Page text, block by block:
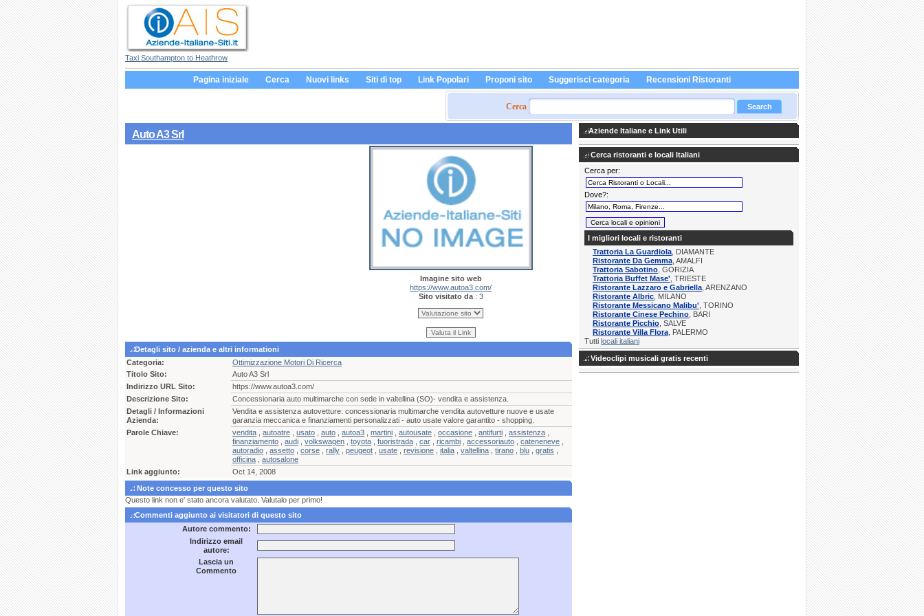
Taxi Southampton to Heathrow
Pagina iniziale Cerca Nuovi links Siti di top Link Popolari Proponi sito Suggerisci categoria Recensioni Ristoranti
Cerca
Auto A3 Srl
Imagine sito web
https://www.autoa3.com/
Sito visitato da : 3
Detagli sito / azienda e altri informationi
Categoria:
Ottimizzazione Motori Di Ricerca
Titolo Sito:
Auto A3 Srl
Indirizzo URL Sito:
https://www.autoa3.com/
Descrizione Sito:
Concessionaria auto multimarche con sede in valtellina (SO)- vendita e assistenza.
Detagli / Informazioni
Azienda:
Vendita e assistenza autovetture: concessionaria multimarche vendita autovetture nuove e usate
garanzia meccanica e finanziamenti personalizzati - auto usate valore garantito - shopping.
Parole Chiave:
vendita autoatre usato auto autoa3 martini autousate occasione antifurti assistenza
finanziamento
audi volkswagen toyota fuoristrada car ricambi accessoriauto cateneneve
autoradio
assetto corse rally peugeot usate revisione italia valtellina tirano blu gratis
officina
autosalone
Link aggiunto:
Oct 14, 2008
Note concesso per questo sito
Questo link non e' stato ancora valutato. Valutalo per primo!
Commenti aggiunto ai visitatori di questo sito
Autore commento:
Indirizzo email
autore:
Lascia un
Commento
Aziende Italiane e Link Utili
Cerca ristoranti e locali Italiani
Cerca per:
Dove?:
I migliori locali e ristoranti
Trattoria La Guardiola , DIAMANTE
Ristorante Da Gemma , AMALFI
Trattoria Sabotino , GORIZIA
Trattoria Buffet Mase' , TRIESTE
Ristorante Lazzaro e Gabriella , ARENZANO
Ristorante Albric , MILANO
Ristorante Messicano Malibu' , TORINO
Ristorante Cinese Pechino , BARI
Ristorante Picchio , SALVE
Ristorante Villa Flora , PALERMO
Tutti locali italiani
Videoclipi musicali gratis recenti